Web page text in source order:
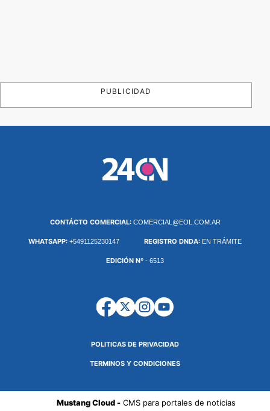
PUBLICIDAD
CONTÁCTO COMERCIAL: COMERCIAL@EOL.COM.AR
WHATSAPP: +5491125230147 REGISTRO DNDA: EN TRÁMITE
EDICIÓN Nº - 6513
POLITICAS DE PRIVACIDAD
TERMINOS Y CONDICIONES
Mustang Cloud -CMS para portales de noticias